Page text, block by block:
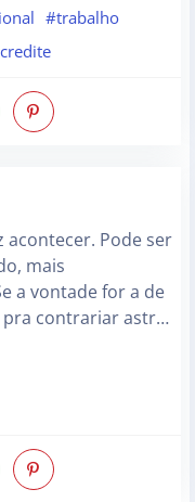
#trabalho
acontecer. Pode ser
mais
a vontade for a de
pra contrariar astr…